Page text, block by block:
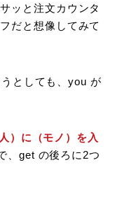
ッと注文カウンタ
だと想像してみて
としても、you が
）に（モノ）を入
、get の後ろに2つ